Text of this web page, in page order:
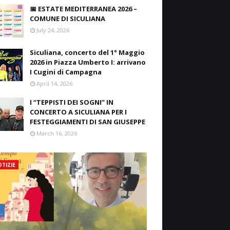
📅 ESTATE MEDITERRANEA 2026 –
COMUNE DI SICULIANA
July 24, 2026
Siculiana, concerto del 1° Maggio
2026 in Piazza Umberto I: arrivano
I Cugini di Campagna
April 14, 2026
I “TEPPISTI DEI SOGNI” IN
CONCERTO A SICULIANA PER I
FESTEGGIAMENTI DI SAN GIUSEPPE
March 16, 2026